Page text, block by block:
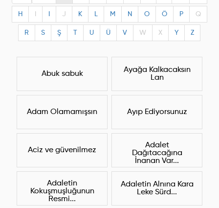
H J K L M N O Ö P Q
R S Ş U Ü V W X Y Z
Abuk sabuk
Ayağa Kalkacaksın
Lan
Adam Olamamışsın Ayıp Ediyorsunuz
Aciz ve güvenilmez
Adalet
Dağıtacağına
İnanan Var...
Adaletin
Kokuşmuşluğunun
Resmi...
Adaletin Alnına Kara
Leke Sürd...